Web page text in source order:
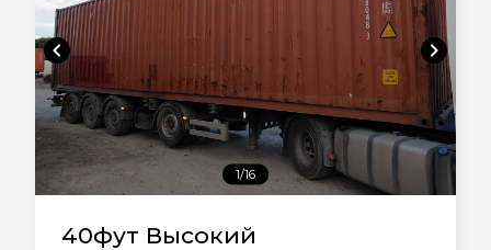
chevron_left chevron_right
1/16
40фут Высокий